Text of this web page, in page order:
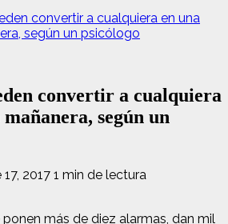
convertir a cualquiera en una
según un psicólogo
convertir a cualquiera
según un
2017 1 min de lectura
más de diez alarmas, dan mil